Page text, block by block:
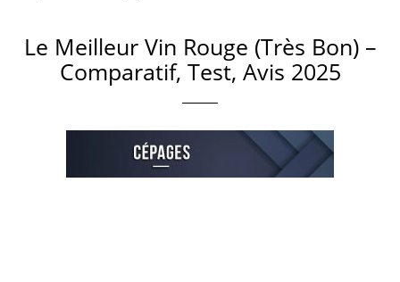
Le Meilleur Vin Rouge (Très Bon) –
Comparatif, Test, Avis 2025